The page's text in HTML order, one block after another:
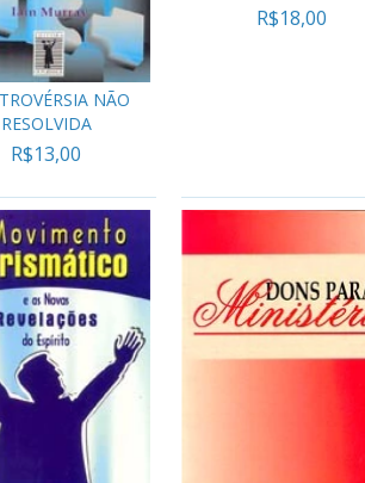
NÃO
RESOLVIDA
R$13,00
R$18,00